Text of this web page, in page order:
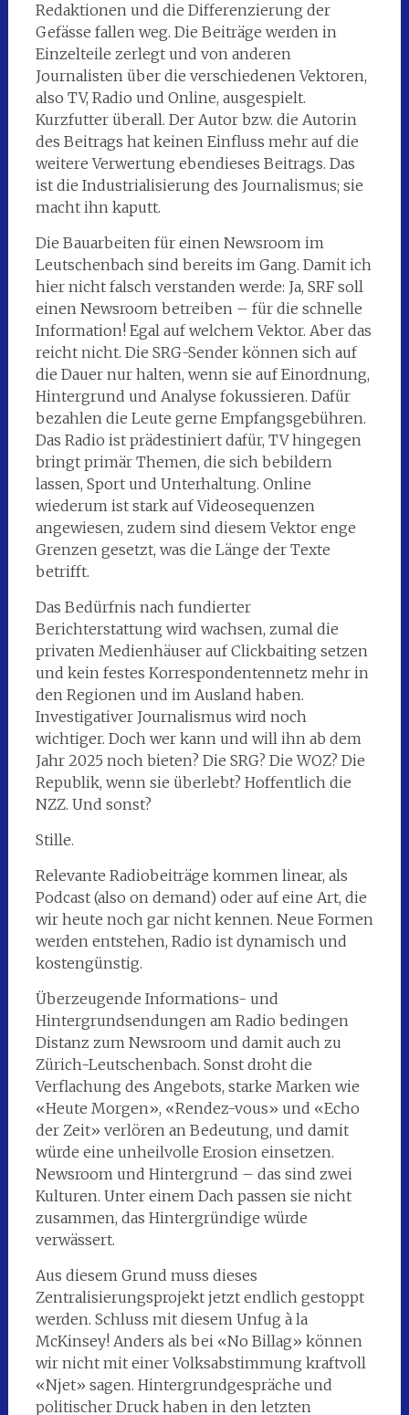
Redaktionen und die Differenzierung der
Gefässe fallen weg. Die Beiträge werden in
Einzelteile zerlegt und von anderen
Journalisten über die verschiedenen Vektoren,
also TV, Radio und Online, ausgespielt.
Kurzfutter überall. Der Autor bzw. die Autorin
des Beitrags hat keinen Einfluss mehr auf die
weitere Verwertung ebendieses Beitrags. Das
ist die Industrialisierung des Journalismus; sie
macht ihn kaputt.
Die Bauarbeiten für einen Newsroom im
Leutschenbach sind bereits im Gang. Damit ich
hier nicht falsch verstanden werde: Ja, SRF soll
einen Newsroom betreiben – für die schnelle
Information! Egal auf welchem Vektor. Aber das
reicht nicht. Die SRG-Sender können sich auf
die Dauer nur halten, wenn sie auf Einordnung,
Hintergrund und Analyse fokussieren. Dafür
bezahlen die Leute gerne Empfangsgebühren.
Das Radio ist prädestiniert dafür, TV hingegen
bringt primär Themen, die sich bebildern
lassen, Sport und Unterhaltung. Online
wiederum ist stark auf Videosequenzen
angewiesen, zudem sind diesem Vektor enge
Grenzen gesetzt, was die Länge der Texte
betrifft.
Das Bedürfnis nach fundierter
Berichterstattung wird wachsen, zumal die
privaten Medienhäuser auf Clickbaiting setzen
und kein festes Korrespondentennetz mehr in
den Regionen und im Ausland haben.
Investigativer Journalismus wird noch
wichtiger. Doch wer kann und will ihn ab dem
Jahr 2025 noch bieten? Die SRG? Die WOZ? Die
Republik, wenn sie überlebt? Hoffentlich die
NZZ. Und sonst?
Stille.
Relevante Radiobeiträge kommen linear, als
Podcast (also on demand) oder auf eine Art, die
wir heute noch gar nicht kennen. Neue Formen
werden entstehen, Radio ist dynamisch und
kostengünstig.
Überzeugende Informations- und
Hintergrundsendungen am Radio bedingen
Distanz zum Newsroom und damit auch zu
Zürich-Leutschenbach. Sonst droht die
Verflachung des Angebots, starke Marken wie
«Heute Morgen», «Rendez-vous» und «Echo
der Zeit» verlören an Bedeutung, und damit
würde eine unheilvolle Erosion einsetzen.
Newsroom und Hintergrund – das sind zwei
Kulturen. Unter einem Dach passen sie nicht
zusammen, das Hintergründige würde
verwässert.
Aus diesem Grund muss dieses
Zentralisierungsprojekt jetzt endlich gestoppt
werden. Schluss mit diesem Unfug à la
McKinsey! Anders als bei «No Billag» können
wir nicht mit einer Volksabstimmung kraftvoll
«Njet» sagen. Hintergrundgespräche und
politischer Druck haben in den letzten